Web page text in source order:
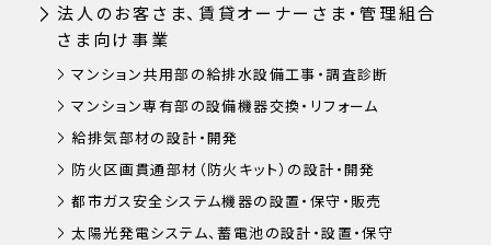
法人のお客さま、賃貸オーナーさま・管理組合
さま向け事業
マンション共用部の給排水設備工事・調査診断
マンション専有部の設備機器交換・リフォーム
給排気部材の設計・開発
防火区画貫通部材（防火キット）の設計・開発
都市ガス安全システム機器の設置・保守・販売
太陽光発電システム、蓄電池の設計・設置・保守